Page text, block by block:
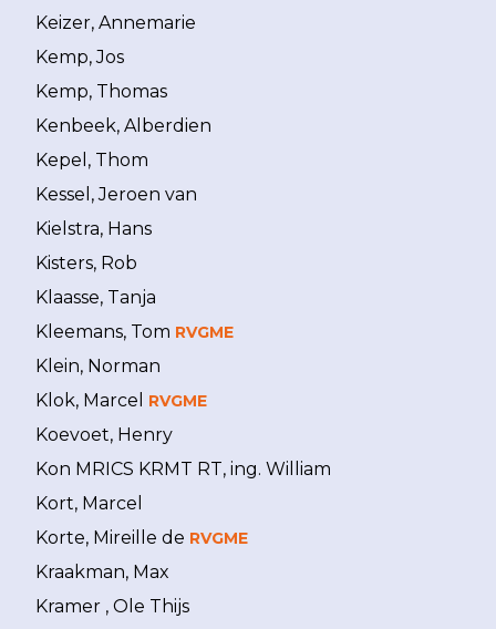
Keizer, Annemarie
Kemp, Jos
Kemp, Thomas
Kenbeek, Alberdien
Kepel, Thom
Kessel, Jeroen van
Kielstra, Hans
Kisters, Rob
Klaasse, Tanja
Kleemans, Tom RVGME
Klein, Norman
Klok, Marcel RVGME
Koevoet, Henry
Kon MRICS KRMT RT, ing. William
Kort, Marcel
Korte, Mireille de RVGME
Kraakman, Max
Kramer , Ole Thijs